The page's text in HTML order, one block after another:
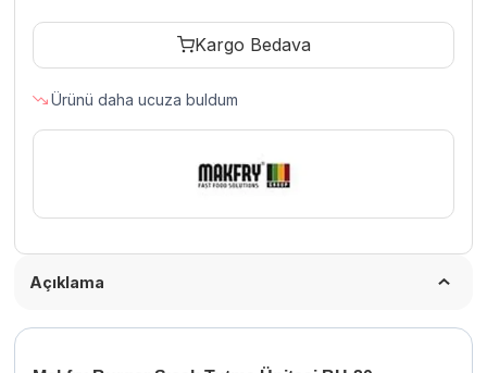
BH-
Kargo Bedava
Ürünü daha ucuza buldum
Açıklama